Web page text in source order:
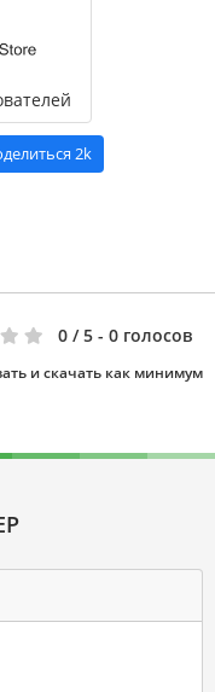
2k
0 / 5 - 0 голосов
и скачать как минимум